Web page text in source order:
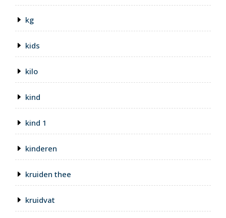
kg
kids
kilo
kind
kind 1
kinderen
kruiden thee
kruidvat